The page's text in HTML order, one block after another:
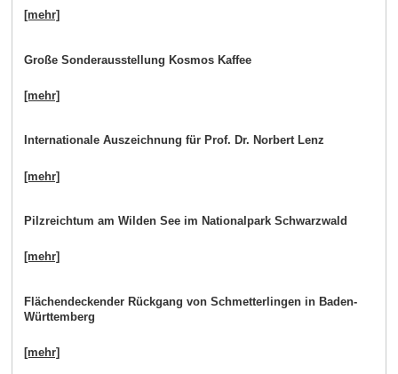
[mehr]
Große Sonderausstellung Kosmos Kaffee
[mehr]
Internationale Auszeichnung für Prof. Dr. Norbert Lenz
[mehr]
Pilzreichtum am Wilden See im Nationalpark Schwarzwald
[mehr]
Flächendeckender Rückgang von Schmetterlingen in Baden-
Württemberg
[mehr]